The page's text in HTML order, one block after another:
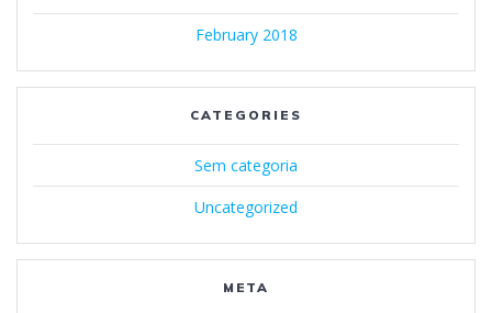
February 2018
CATEGORIES
Sem categoria
Uncategorized
META